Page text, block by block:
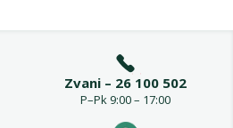
Zvani – 26 100 502
P–Pk 9:00 – 17:00